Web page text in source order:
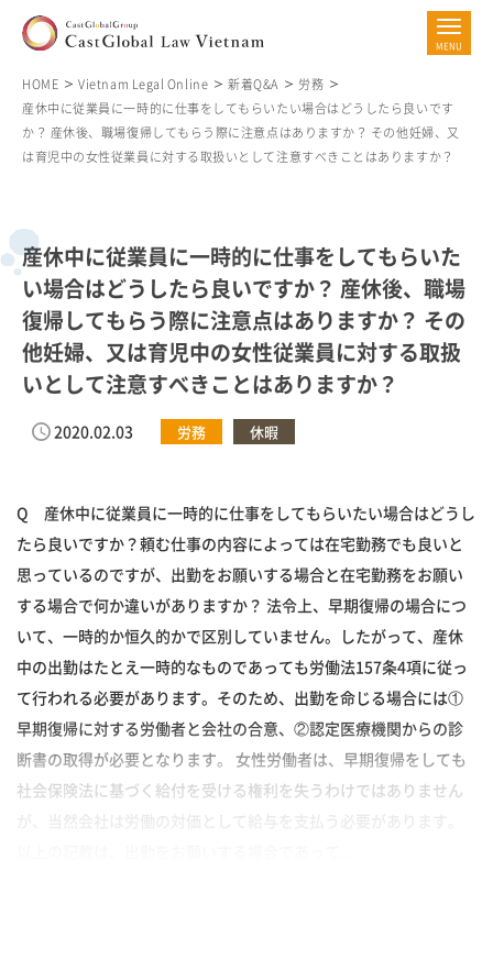
HOME Vietnam Legal Online 新着Q&A
労務
産休中に従業員に一時的に仕事をしてもらいたい場合はどうしたら良いです
か？ 産休後、職場復帰してもらう際に注意点はありますか？ その他妊婦、又
は育児中の女性従業員に対する取扱いとして注意すべきことはありますか？
産休中に従業員に一時的に仕事をしてもらいた
い場合はどうしたら良いですか？ 産休後、職場
復帰してもらう際に注意点はありますか？ その
他妊婦、又は育児中の女性従業員に対する取扱
いとして注意すべきことはありますか？
2020.02.03 労務 休暇
Q 産休中に従業員に一時的に仕事をしてもらいたい場合はどうし
たら良いですか？頼む仕事の内容によっては在宅勤務でも良いと
思っているのですが、出勤をお願いする場合と在宅勤務をお願い
する場合で何か違いがありますか？ 法令上、早期復帰の場合につ
いて、一時的か恒久的かで区別していません。したがって、産休
中の出勤はたとえ一時的なものであっても労働法157条4項に従っ
て行われる必要があります。そのため、出勤を命じる場合には①
早期復帰に対する労働者と会社の合意、②認定医療機関からの診
断書の取得が必要となります。 女性労働者は、早期復帰をしても
社会保険法に基づく給付を受ける権利を失うわけではありません